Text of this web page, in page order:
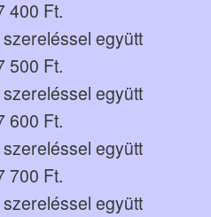
400 Ft.
együtt
500 Ft.
együtt
600 Ft.
együtt
700 Ft.
együtt